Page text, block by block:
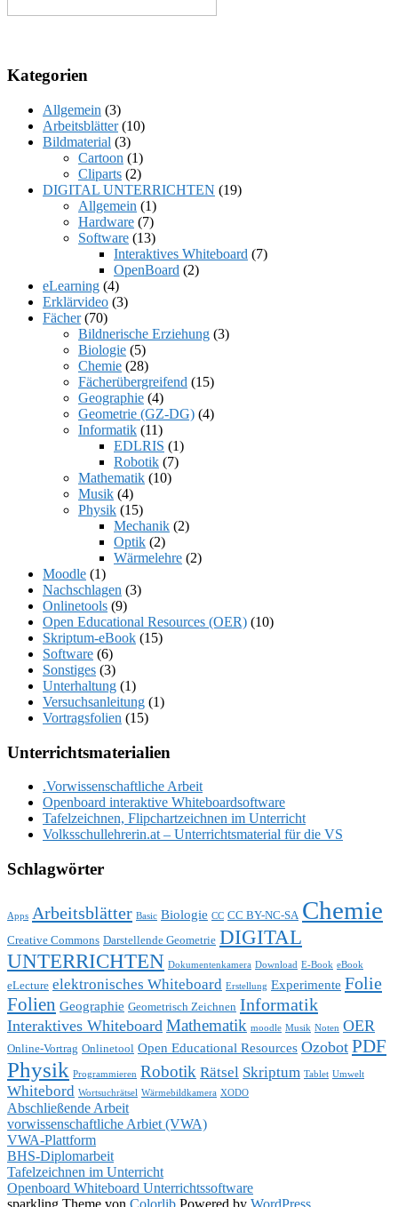
Kategorien
Allgemein (3)
Arbeitsblätter(10)
Bildmaterial (3)
Cartoon (1)
Cliparts (2)
DIGITAL UNTERRICHTEN (19)
Allgemein (1)
Hardware (7)
Software (13)
Interaktives Whiteboard (7)
OpenBoard (2)
eLearning (4)
Erklärvideo (3)
Fächer(70)
Bildnerische Erziehung (3)
Biologie (5)
Chemie (28)
Fächerübergreifend (15)
Geographie (4)
Geometrie (GZ-DG) (4)
Informatik (11)
EDLRIS (1)
Robotik (7)
Mathematik (10)
Musik (4)
Physik (15)
Mechanik (2)
Optik (2)
Wärmelehre (2)
Moodle (1)
Nachschlagen (3)
Onlinetools (9)
Open Educational Resources (OER) (10)
Skriptum-eBook (15)
Software (6)
Sonstiges (3)
Unterhaltung (1)
Versuchsanleitung (1)
Vortragsfolien (15)
Unterrichtsmaterialien
.Vorwissenschaftliche Arbeit
Openboard interaktive Whiteboardsoftware
Tafelzeichnen, Flipchartzeichnen im Unterricht
Volksschullehrerin.at – Unterrichtsmaterial für die VS
Schlagwörter
Apps Arbeitsblätter Basic Biologie CC CC BY-NC-SA Chemie
Creative Commons Darstellende Geometrie DIGITAL
UNTERRICHTEN Dokumentenkamera Download E-Book eBook
eLecture elektronisches Whiteboard Erstellung Experimente Folie
Folien Geographie Geometrisch Zeichnen Informatik
Interaktives Whiteboard Mathematik moodle Musik Noten OER
Online-Vortrag Onlinetool Open Educational Resources Ozobot PDF
Physik Programmieren Robotik Rätsel Skriptum Tablet Umwelt
Whitebord Wortsuchrätsel Wärmebildkamera XODO
Abschließende Arbeit
vorwissenschaftliche Arbiet (VWA)
VWA-Plattform
BHS-Diplomarbeit
Tafelzeichnen im Unterricht
Openboard Whiteboard Unterrichtssoftware
sparkling Theme von Colorlib Powered by WordPress